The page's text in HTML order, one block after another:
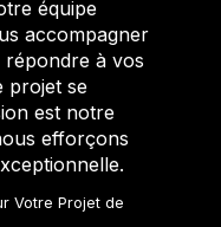
équipe
accompagner
répondre à vos
projet se
est notre
efforçons
Votre Projet de